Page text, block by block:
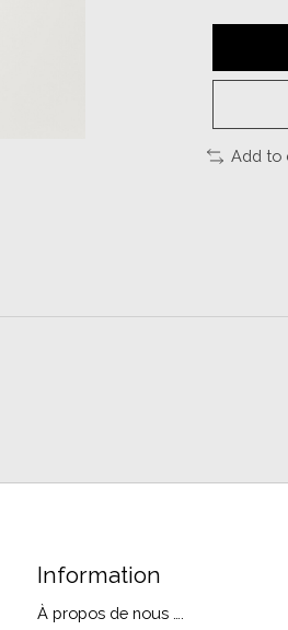
Add to
Information
À propos de nous ….